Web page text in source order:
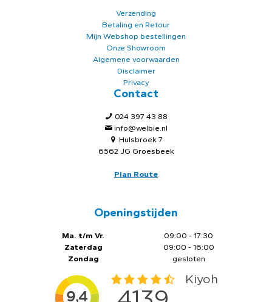
Verzending
Betaling en Retour
Mijn Webshop bestellingen
Onze Showroom
Algemene voorwaarden
Disclaimer
Privacy
Contact
024 397 43 88
info@welbie.nl
Hulsbroek 7
6562 JG Groesbeek
Plan Route
Openingstijden
Ma. t/m Vr.
Zaterdag
Zondag
09:00 - 17:30
09:00 - 16:00
gesloten